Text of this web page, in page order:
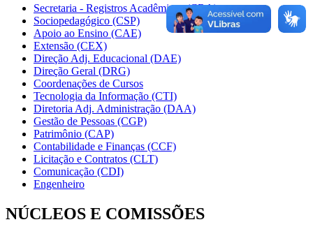
Secretaria - Registros Acadêmicos (CRA)
Sociopedagógico (CSP)
Apoio ao Ensino (CAE)
Extensão (CEX)
Direção Adj. Educacional (DAE)
Direção Geral (DRG)
Coordenações de Cursos
Tecnologia da Informação (CTI)
Diretoria Adj. Administração (DAA)
Gestão de Pessoas (CGP)
Patrimônio (CAP)
Contabilidade e Finanças (CCF)
Licitação e Contratos (CLT)
Comunicação (CDI)
Engenheiro
NÚCLEOS E COMISSÕES